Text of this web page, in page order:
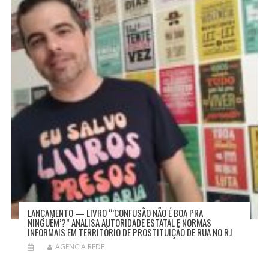
LANÇAMENTO — LIVRO “’CONFUSÃO NÃO É BOA PRA
NINGUÉM’?” ANALISA AUTORIDADE ESTATAL E NORMAS
INFORMAIS EM TERRITÓRIO DE PROSTITUIÇÃO DE RUA NO RJ
AGENCIA REDE